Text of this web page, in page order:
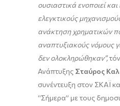
ουσιαστικά ενοποιεί και
ελεγκτικούς
ανάκτηση χρηματικών
αναπτυξιακούς νόμους
δεν ολοκληρώθηκαν”,
Ανάπτυξης Σταύρος
συνέντευξη στον ΣΚΑΪ
“Σήμερα” με τους